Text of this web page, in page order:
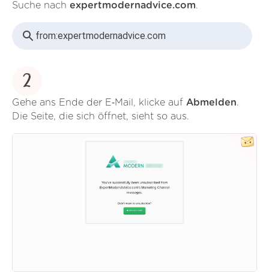
Suche nach expertmodernadvice.com.
from:expertmodernadvice.com
2
Gehe ans Ende der E‑Mail, klicke auf Abmelden.
Die Seite, die sich öffnet, sieht so aus.